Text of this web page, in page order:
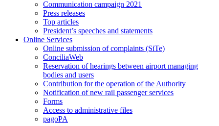
Communication campaign 2021
Press releases
Top articles
President’s speeches and statements
Online Services
Online submission of complaints (SiTe)
ConciliaWeb
Reservation of hearings between airport managing
bodies and users
Contribution for the operation of the Authority
Notification of new rail passenger services
Forms
Access to administrative files
pagoPA